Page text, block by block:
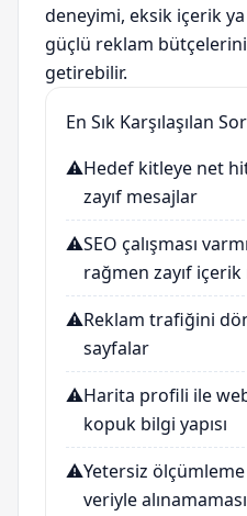
deneyimi, eksik içerik ya
güçlü reklam
getirebilir.
En Sık Karşılaşılan
⚠️Hedef kitleye net
zayıf mesajlar
⚠️SEO çalışması
rağmen zayıf
⚠️Reklam trafiğini
sayfalar
⚠️Harita profili ile
kopuk bilgi yapısı
⚠️Yetersiz
veriyle alınamaması